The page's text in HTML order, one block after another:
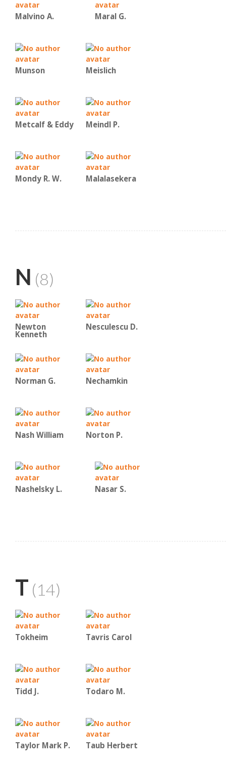
Malvino Α. Maral G.
Munson Meislich
Metcalf & Eddy Meindl P.
Mondy R. W. Malalasekera
N (8)
Newton
Kenneth
Nesculescu D.
Norman G. Nechamkin
Nash William Norton P.
Nashelsky L. Nasar S.
T (14)
Tokheim Tavris Carol
Tidd J. Todaro M.
Taylor Mark P. Taub Herbert